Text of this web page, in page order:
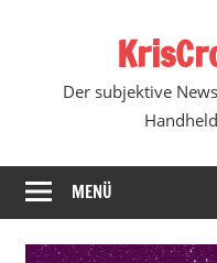
Der subjektive
MENÜ